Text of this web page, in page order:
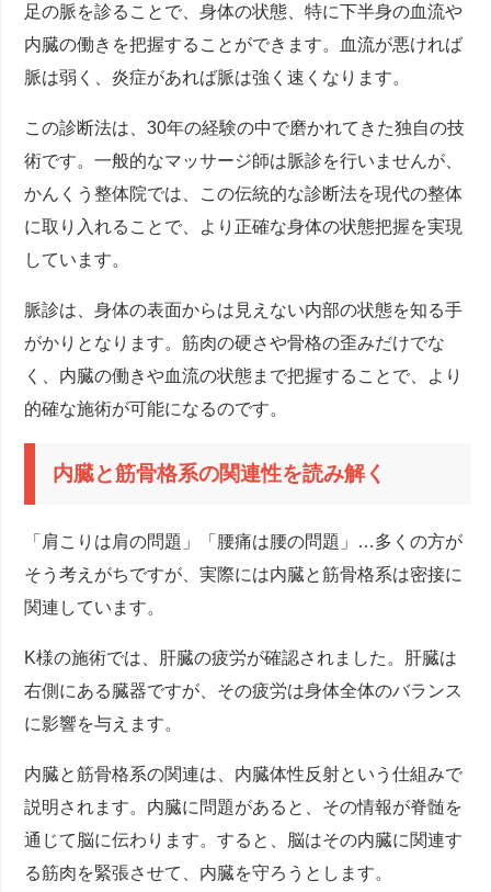
足の脈を診ることで、身体の状態、特に下半身の血流や
内臓の働きを把握することができます。血流が悪ければ
脈は弱く、炎症があれば脈は強く速くなります。
この診断法は、30年の経験の中で磨かれてきた独自の技
術です。一般的なマッサージ師は脈診を行いませんが、
かんくう整体院では、この伝統的な診断法を現代の整体
に取り入れることで、より正確な身体の状態把握を実現
しています。
脈診は、身体の表面からは見えない内部の状態を知る手
がかりとなります。筋肉の硬さや骨格の歪みだけでな
く、内臓の働きや血流の状態まで把握することで、より
的確な施術が可能になるのです。
内臓と筋骨格系の関連性を読み解く
「肩こりは肩の問題」「腰痛は腰の問題」…多くの方が
そう考えがちですが、実際には内臓と筋骨格系は密接に
関連しています。
K様の施術では、肝臓の疲労が確認されました。肝臓は
右側にある臓器ですが、その疲労は身体全体のバランス
に影響を与えます。
内臓と筋骨格系の関連は、内臓体性反射という仕組みで
説明されます。内臓に問題があると、その情報が脊髄を
通じて脳に伝わります。すると、脳はその内臓に関連す
る筋肉を緊張させて、内臓を守ろうとします。